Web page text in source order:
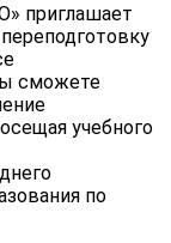
приглашает
сможете
учебного
по